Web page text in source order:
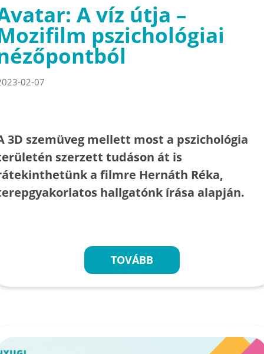
A víz útja –
pszichológiai
02-07
3D szemüveg mellett most a pszichológia
szerzett tudáson át is
a filmre Hernáth Réka,
hallgatónk írása alapján.
TOVÁBB